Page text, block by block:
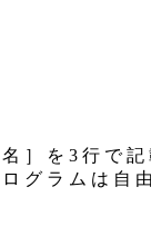
を3行で
グラムは自